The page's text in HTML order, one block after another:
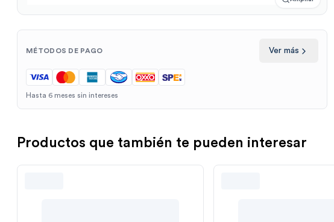
MÉTODOS DE PAGO Ver más
Hasta 6 meses sin intereses
Productos que también te pueden interesar